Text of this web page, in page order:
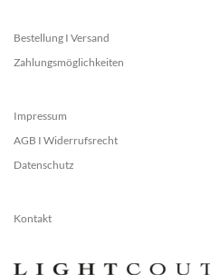
Bestellung I Versand
Zahlungsmöglichkeiten
Impressum
AGB I Widerrufsrecht
Datenschutz
Kontakt